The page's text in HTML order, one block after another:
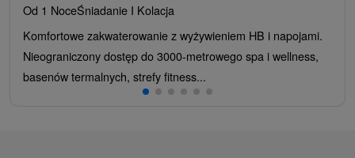
Od 1 NoceŚniadanie I Kolacja
Komfortowe zakwaterowanie z wyżywieniem HB i napojami.
Nieograniczony dostęp do 3000-metrowego spa i wellness,
basenów termalnych, strefy fitness...